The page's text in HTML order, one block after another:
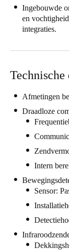
Netherlands
NederlandsEnglish
Spain
Español
Portugal
Russia
Russian
Poland
Polski
Ingebouwde
en
integraties.
Technische
Afmetingen
Draadloze
Intern
Sensor: